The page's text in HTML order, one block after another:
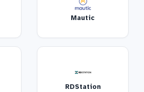
Mautic
RDStation